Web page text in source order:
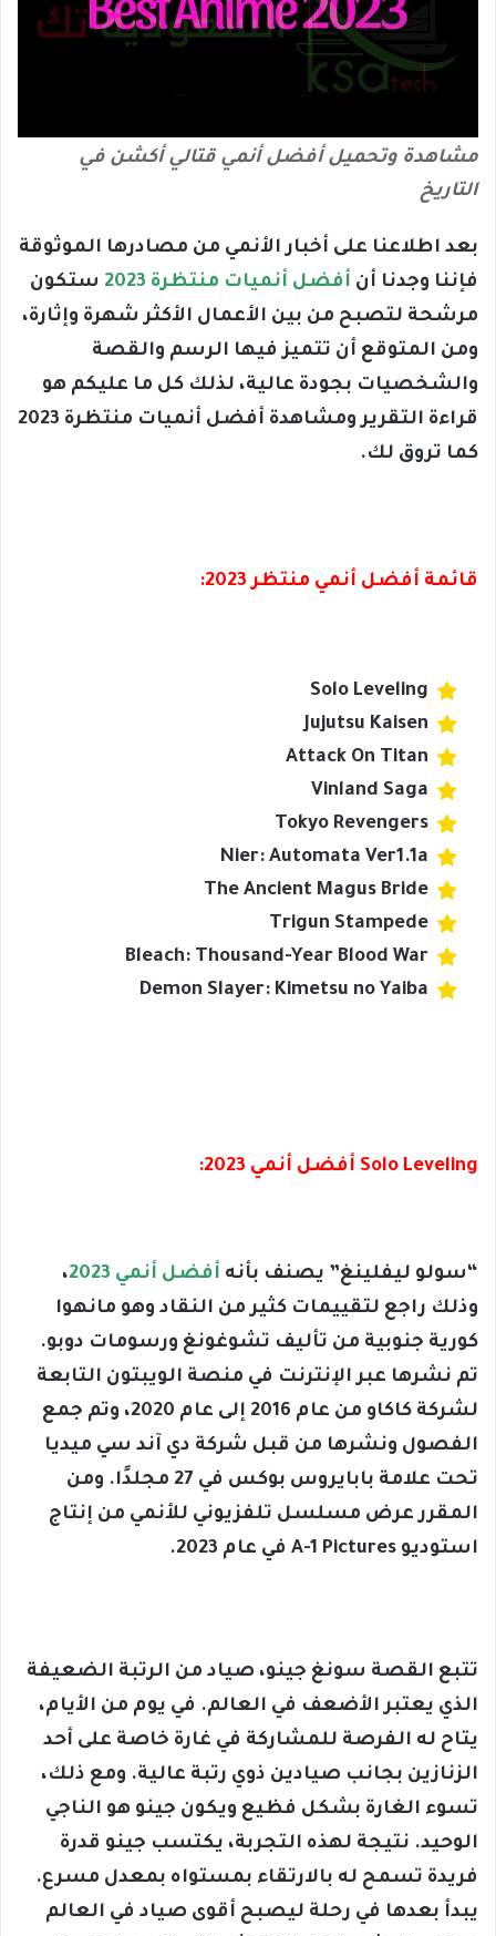
مشاهدة وتحميل أفضل أنمي قتالي أكشن في
التاريخ
بعد اطلاعنا على أخبار الأنمي من مصادرها الموثوقة
فإننا وجدنا أن أفضل أنميات منتظرة 2023
ستكون
مرشحة لتصبح من بين الأعمال الأكثر شهرة وإثارة،
ومن المتوقع أن تتميز فيها الرسم والقصة
والشخصيات بجودة عالية، لذلك كل ما عليكم هو
قراءة التقرير ومشاهدة أفضل أنميات منتظرة 2023
كما تروق لك.
قائمة أفضل أنمي منتظر 2023:
Solo Leveling
Jujutsu Kaisen
Attack On Titan
Vinland Saga
Tokyo Revengers
Nier: Automata Ver1.1a
The Ancient Magus Bride
Trigun Stampede
Bleach: Thousand-Year Blood War
Demon Slayer: Kimetsu no Yaiba
Solo Leveling أفضل أنمي 2023:
“سولو ليفلينغ” يصنف بأنه أفضل أنمي 2023
،
وذلك راجع لتقييمات كثير من النقاد وهو مانهوا
كورية جنوبية من تأليف تشوغونغ ورسومات دوبو.
تم نشرها عبر الإنترنت في منصة الويبتون التابعة
لشركة كاكاو من عام 2016 إلى عام 2020، وتم جمع
الفصول ونشرها من قبل شركة دي آند سي ميديا
تحت علامة بابايروس بوكس في 27 مجلدًا. ومن
المقرر عرض مسلسل تلفزيوني للأنمي من إنتاج
استوديو A-1 Pictures في عام 2023.
تتبع القصة سونغ جينو، صياد من الرتبة الضعيفة
الذي يعتبر الأضعف في العالم. في يوم من الأيام،
يتاح له الفرصة للمشاركة في غارة خاصة على أحد
الزنازين بجانب صيادين ذوي رتبة عالية. ومع ذلك،
تسوء الغارة بشكل فظيع ويكون جينو هو الناجي
الوحيد. نتيجة لهذه التجربة، يكتسب جينو قدرة
فريدة تسمح له بالارتقاء بمستواه بمعدل مسرع.
يبدأ بعدها في رحلة ليصبح أقوى صياد في العالم